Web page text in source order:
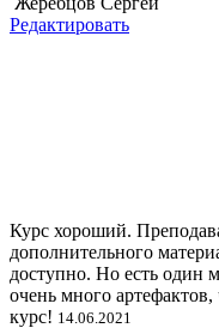
Редактировать
Курс хороший.
дополнительного
доступно. Но есть один
очень много артефактов,
курс! 14.06.2021